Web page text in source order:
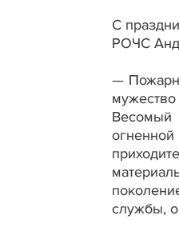
С
РОЧС
—
Весомый
службы,